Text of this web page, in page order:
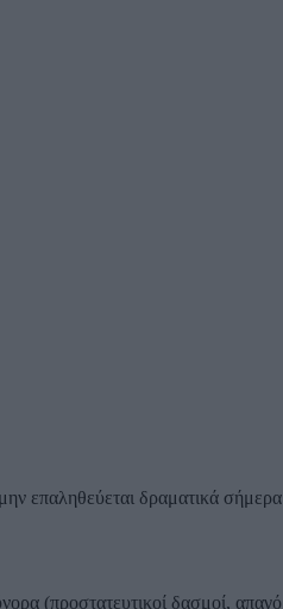
επαληθεύεται δραματικά σήμερα